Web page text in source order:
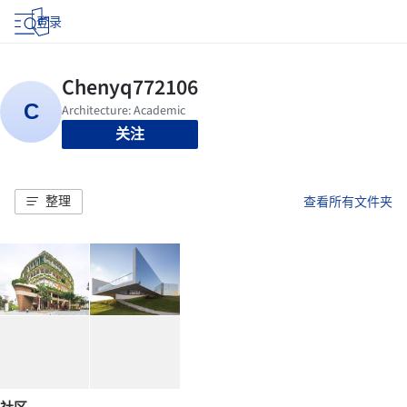
登录
关注
整理 查看所有文件夹